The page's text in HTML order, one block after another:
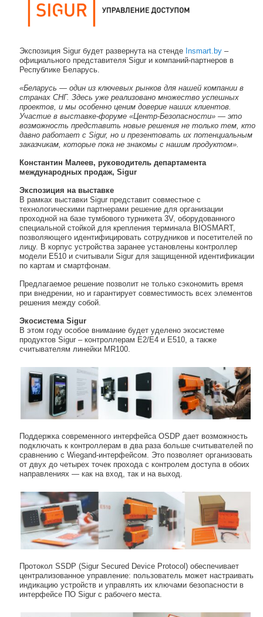
Экспозиция Sigur будет развернута на стенде Insmart.by –
официального представителя Sigur и компаний-партнеров в
Республике Беларусь.
«Беларусь — один из ключевых рынков для нашей компании в
странах СНГ. Здесь уже реализовано множество успешных
проектов, и мы особенно ценим доверие наших клиентов.
Участие в выставке-форуме «Центр-Безопасности» — это
возможность представить новые решения не только тем, кто
давно работает с Sigur, но и презентовать их потенциальным
заказчикам, которые пока не знакомы с нашим продуктом».
Константин Малеев, руководитель департамента
международных продаж, Sigur
Экспозиция на выставке
В рамках выставки Sigur представит совместное с
технологическими партнерами решение для организации
проходной на базе тумбового турникета 3V, оборудованного
специальной стойкой для крепления терминала BIOSMART,
позволяющего идентифицировать сотрудников и посетителей по
лицу. В корпус устройства заранее установлены контроллер
модели E510 и считывали Sigur для защищенной идентификации
по картам и смартфонам.
Предлагаемое решение позволит не только сэкономить время
при внедрении, но и гарантирует совместимость всех элементов
решения между собой.
Экосистема Sigur
В этом году особое внимание будет уделено экосистеме
продуктов Sigur – контроллерам Е2/Е4 и Е510, а также
считывателям линейки MR100.
Поддержка современного интерфейса OSDP дает возможность
подключать к контроллерам в два раза больше считывателей по
сравнению с Wiegand-интерфейсом. Это позволяет организовать
от двух до четырех точек прохода с контролем доступа в обоих
направлениях — как на вход, так и на выход.
Протокол SSDP (Sigur Secured Device Protocol) обеспечивает
централизованное управление: пользователь может настраивать
индикацию устройств и управлять их ключами безопасности в
интерфейсе ПО Sigur с рабочего места.